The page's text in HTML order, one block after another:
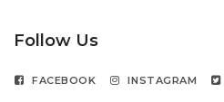
Follow Us
FACEBOOK INSTAGRAM